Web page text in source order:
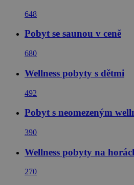
648
Pobyt se saunou v ceně
680
Wellness pobyty s dětmi
492
Pobyt s neomezeným
390
Wellness pobyty na
270